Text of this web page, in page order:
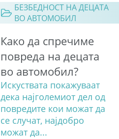
БЕЗБЕДНОСТ НА ДЕЦАТА
ВО АВТОМОБИЛ
Како да спречиме
повреда на децата
во автомобил?
Искуствата покажуваат
дека најголемиот дел од
повредите кои можат да
се случат, најдобро
можат да...